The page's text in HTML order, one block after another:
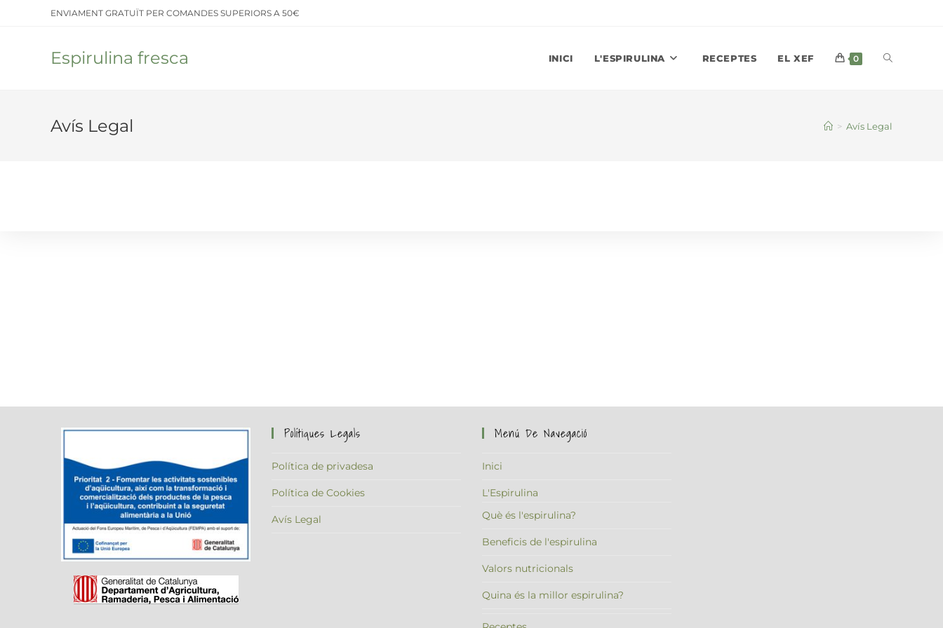
ENVIAMENT GRATUÏT PER COMANDES SUPERIORS A 50€
Espirulina fresca INICI L'ESPIRULINA RECEPTES EL XEF 0 ALTERNAR
BÚSQUEDA
Avís Legal > Avís Legal
Polítiques Legals
Política de privadesa
Política de Cookies
Avís Legal
Menú De Navegació
Inici
L'Espirulina
Què és l'espirulina?
Beneficis de l'espirulina
Valors nutricionals
Quina és la millor espirulina?